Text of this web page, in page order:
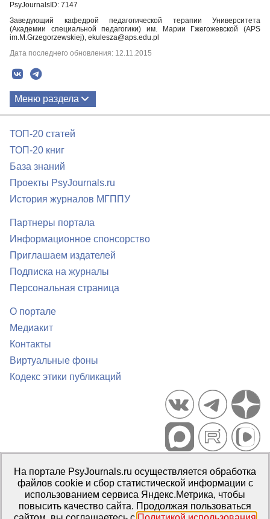
PsyJournalsID: 7147
Заведующий кафедрой педагогической терапии Университета
(Академии специальной педагогики) им. Марии Гжегожевской (APS
im.M.Grzegorzewskiej), ekulesza@aps.edu.pl
Дата последнего обновления: 12.11.2015
Меню раздела
ТОП-20 статей
ТОП-20 книг
База знаний
Проекты PsyJournals.ru
История журналов МГППУ
Партнеры портала
Информационное спонсорство
Приглашаем издателей
Подписка на журналы
Персональная страница
О портале
Медиакит
Контакты
Виртуальные фоны
Кодекс этики публикаций
Портал психологических изданий PsyJournals.ru, 2007–2026
Правила использования материалов
Свидетельство регистрации СМИЭл № ФС77-66447 от 14 июля
2016 г.
На портале PsyJournals.ru осуществляется обработка
файлов cookie и сбор статистической информации с
использованием сервиса Яндекс.Метрика, чтобы
повысить качество сайта. Продолжая пользоваться